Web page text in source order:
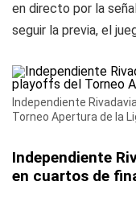
en directo por la
seguir la previa, el
Independiente
Torneo Apertura de la
Independiente
en cuartos de